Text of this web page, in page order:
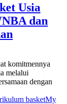
Usia
dan
komitmennya
melalui
dengan
basketMy